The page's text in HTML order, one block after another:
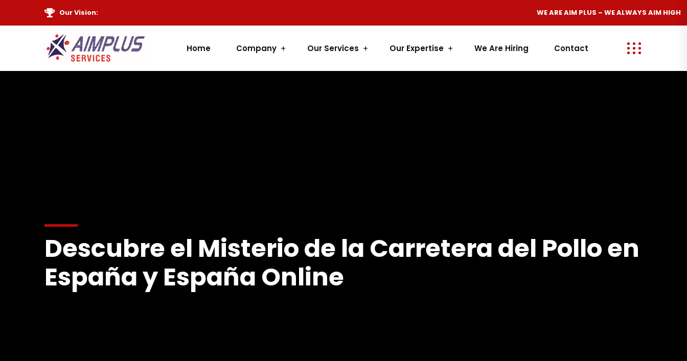
Our Vision: WE AREAIM PLUS– WE ALWAYSAIM HIGH
Home Company Our Services Our Expertise We Are Hiring Contact
Descubre el Misterio de la Carretera del Pollo en
España y España Online